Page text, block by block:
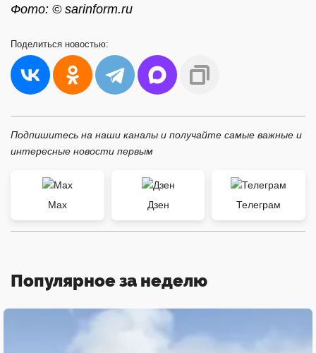
Фото: © sarinform.ru
Поделиться новостью:
Подпишитесь на наши каналы и получайте самые важные и
интересные новости первым
Max Дзен Телеграм
Популярное за неделю